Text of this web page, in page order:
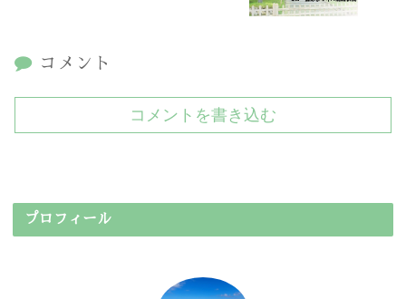
コメント
コメントを書き込む
プロフィール